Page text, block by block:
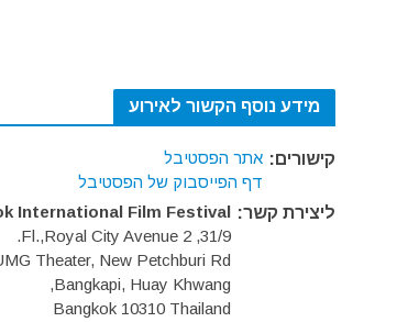
מידע נוסף הקשור לאירוע
קישורים: אתר הפסטיבל
דף הפייסבוק של הפסטיבל
ליצירת קשר: International Film Festival
31/9, 2 Fl.,Royal City Avenue.
Theater, New Petchburi Rd.,
Bangkapi, Huay Khwang,
Bangkok 10310 Thailand